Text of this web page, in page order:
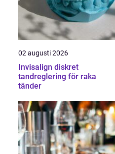
02 augusti 2026
Invisalign diskret
tandreglering för raka
tänder